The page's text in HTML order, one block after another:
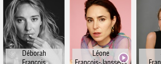
Déborah
Léone